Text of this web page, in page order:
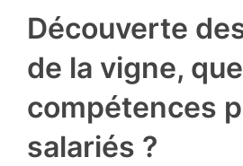
Découverte
de la vigne,
compétences
salariés ?